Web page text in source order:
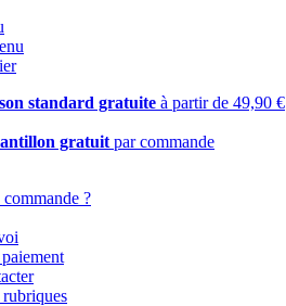
standard gratuite à partir de 49,90 €
gratuit par commande
?
rubriques